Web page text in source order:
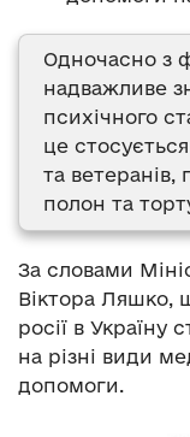
Одночасно з
надважливе
психічного
це
та ветеранів,
полон та
За словами
Віктора Ляшко,
росії в Україну
на різні види
допомоги.